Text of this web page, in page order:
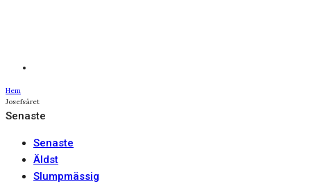
Hem
Josefsåret
Senaste
Senaste
Äldst
Slumpmässig